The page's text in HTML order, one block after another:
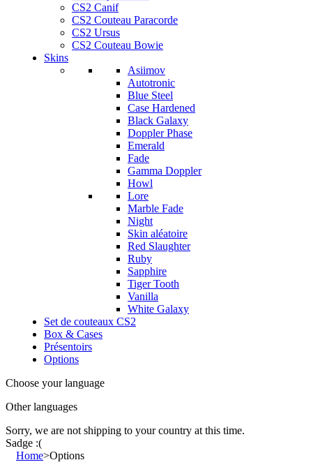
CS2 Canif
CS2 Couteau Paracorde
CS2 Ursus
CS2 Couteau Bowie
Skins
Asiimov
Autotronic
Blue Steel
Case Hardened
Black Galaxy
Doppler Phase
Emerald
Fade
Gamma Doppler
Howl
Lore
Marble Fade
Night
Skin aléatoire
Red Slaughter
Ruby
Sapphire
Tiger Tooth
Vanilla
White Galaxy
Set de couteaux CS2
Box & Cases
Présentoirs
Options
Choose your language
Other languages
Sorry, we are not shipping to your country at this time.
Sadge :(
Home>Options